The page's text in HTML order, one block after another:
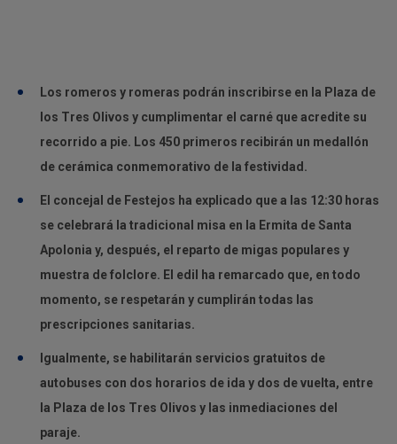
Los romeros y romeras podrán inscribirse en la Plaza de
los Tres Olivos y cumplimentar el carné que acredite su
recorrido a pie. Los 450 primeros recibirán un medallón
de cerámica conmemorativo de la festividad.
El concejal de Festejos ha explicado que a las 12:30 horas
se celebrará la tradicional misa en la Ermita de Santa
Apolonia y, después, el reparto de migas populares y
muestra de folclore. El edil ha remarcado que, en todo
momento, se respetarán y cumplirán todas las
prescripciones sanitarias.
Igualmente, se habilitarán servicios gratuitos de
autobuses con dos horarios de ida y dos de vuelta, entre
la Plaza de los Tres Olivos y las inmediaciones del
paraje.